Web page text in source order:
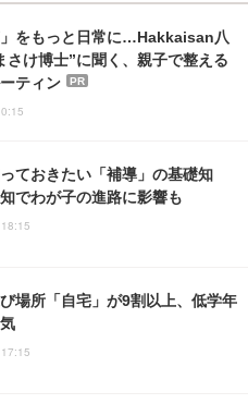
」をもっと日常に…Hakkaisan八
さけ博士”に聞く、親子で整える
ティン
PR
ておきたい「補導」の基礎知
でわが子の進路に影響も
場所「自宅」が9割以上、低学年